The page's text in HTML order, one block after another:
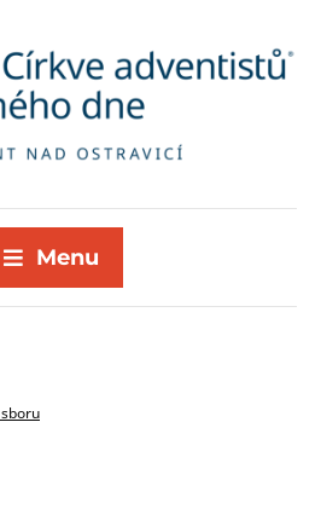
Menu